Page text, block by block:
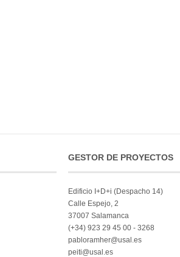
GESTOR DE PROYECTOS
Edificio I+D+i (Despacho 14)
Calle Espejo, 2
37007 Salamanca
(+34) 923 29 45 00 - 3268
pabloramher@usal.es
peiti@usal.es